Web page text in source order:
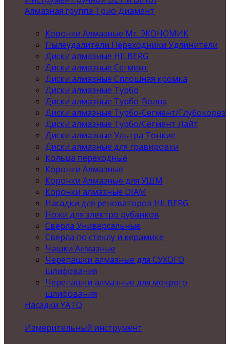
Алмазная группа Трио Диамант
Коронки Алмазные Mr. ЭКОНОМИК
Пылеудалители Переходники Удлинители
Диски алмазные HILBERG
Диски алмазные Сегмент
Диски алмазные Сплошная кромка
Диски алмазные Турбо
Диски алмазные Турбо-Волна
Диски алмазные Турбо-Сегмент/Глубокорез
Диски алмазные Турбо/Сегмент Лайт
Диски алмазные Ультра Тонкие
Диски алмазные для гравировки
Кольца переходные
Коронки Алмазные
Коронки Алмазные для УШМ
Коронки алмазные DIAM
Насадки для реноваторов HILBERG
Ножи для электро рубанков
Сверла Универсальные
Сверла по стеклу и керамике
Чашки Алмазные
Черепашки алмазные для СУХОГО
шлифования
Черепашки алмазные для мокрого
шлифования
Насадки YATO
Измерительный инструмент